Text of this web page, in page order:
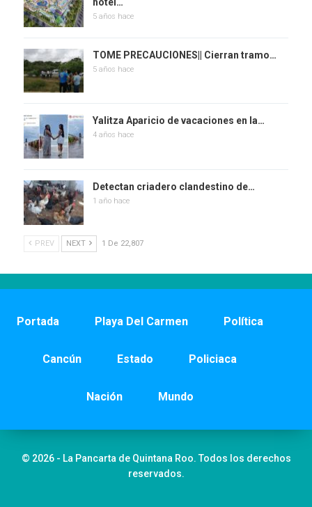
5 años hace
TOME PRECAUCIONES|| Cierran tramo…
5 años hace
Yalitza Aparicio de vacaciones en la…
4 años hace
Detectan criadero clandestino de…
1 año hace
PREV NEXT 1 De 22,807
Portada Playa Del Carmen Política
Cancún Estado Policiaca
Nación Mundo
© 2026 - La Pancarta de Quintana Roo. Todos los derechos
reservados.